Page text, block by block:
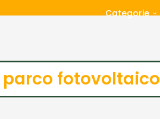
Categorie
parco fotovoltaico